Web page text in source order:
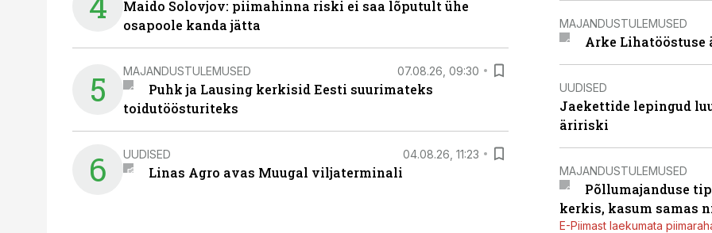
Maido Solovjov: piimahinna riski ei saa lõputult ühe
osapoole kanda jätta
5 MAJANDUSTULEMUSED 07.08.26, 09:30
Puhk ja Lausing kerkisid Eesti suurimateks
toidutöösturiteks
6 UUDISED 04.08.26, 11:23
Linas Agro avas Muugal viljaterminali
MAJANDUSTULEMUSED
Arke Lihatööstuse
UUDISED
Jaekettide lepingud
äririski
MAJANDUSTULEMUSED
Põllumajanduse
kerkis, kasum samas
E-Piimast laekumata